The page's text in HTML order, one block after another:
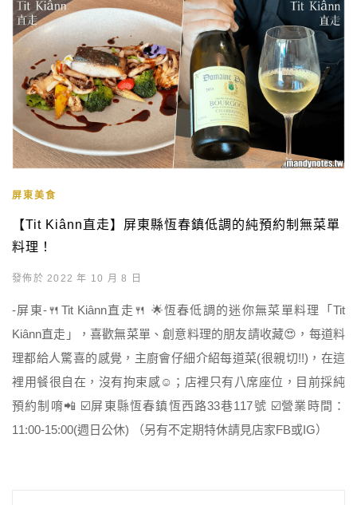
屏東美食
【Tit Kiânn直走】屏東縣恆春鎮低調的純預約制無菜單
料理！
發佈於 2022 年 10 月 8 日
-屏東-🍴Tit Kiânn直走🍴 🌟恆春低調的迷你無菜單料理「Tit
Kiânn直走」，喜歡無菜單、創意料理的朋友請收藏😍，每道料
理都給人驚喜的感覺，主廚會仔細介紹每道菜(很親切!!)，在這
裡用餐很自在，沒有拘束感☺️；店裡只有八席座位，目前採純
預約制唷📲 ☑️屏東縣恆春鎮恆西路33巷117號 ☑️營業時間：
11:00-15:00(週日公休) （另有不定期特休請見店家FB或IG）